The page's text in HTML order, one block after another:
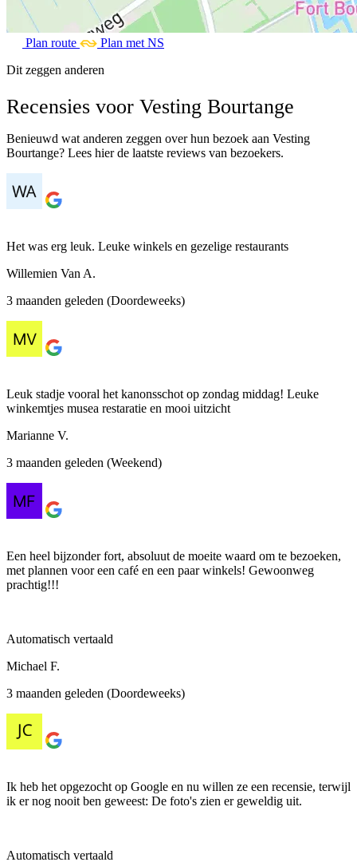
Plan route
Plan met NS
Dit zeggen anderen
Recensies voor Vesting Bourtange
Benieuwd wat anderen zeggen over hun bezoek aan Vesting
Bourtange? Lees hier de laatste reviews van bezoekers.
Het was erg leuk. Leuke winkels en gezelige restaurants
Willemien Van A.
3 maanden geleden (Doordeweeks)
Leuk stadje vooral het kanonsschot op zondag middag! Leuke
winkemtjes musea restaratie en mooi uitzicht
Marianne V.
3 maanden geleden (Weekend)
Een heel bijzonder fort, absoluut de moeite waard om te bezoeken,
met plannen voor een café en een paar winkels! Gewoonweg
prachtig!!!
Automatisch vertaald
Michael F.
3 maanden geleden (Doordeweeks)
Ik heb het opgezocht op Google en nu willen ze een recensie, terwijl
ik er nog nooit ben geweest: De foto's zien er geweldig uit.
Automatisch vertaald